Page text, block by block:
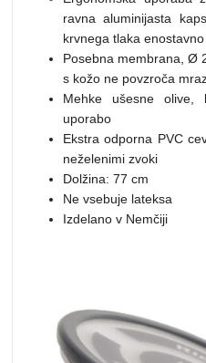
ravna aluminijasta
krvnega tlaka
Posebna membrana, Ø
s kožo ne povzroča
Mehke ušesne olive,
uporabo
Ekstra odporna PVC
neželenimi zvoki
Dolžina: 77 cm
Ne vsebuje lateksa
Izdelano v Nemčiji